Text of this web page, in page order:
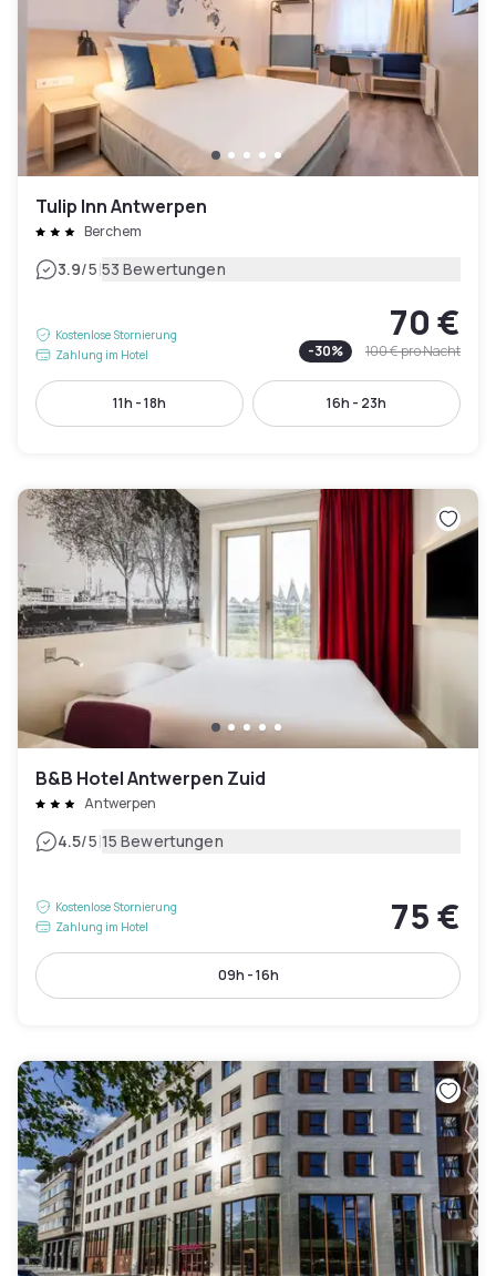
Tulip Inn Antwerpen
Berchem
3.9/5|53 Bewertungen
Kostenlose Stornierung
Zahlung im Hotel
70 €
-30% 100 €pro Nacht
11h - 18h 16h - 23h
B&B Hotel Antwerpen Zuid
Antwerpen
4.5/5|15 Bewertungen
Kostenlose Stornierung
Zahlung im Hotel
75 €
09h - 16h